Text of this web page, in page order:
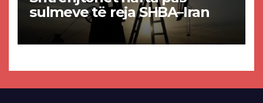
sulmeve të reja SHBA–Iran